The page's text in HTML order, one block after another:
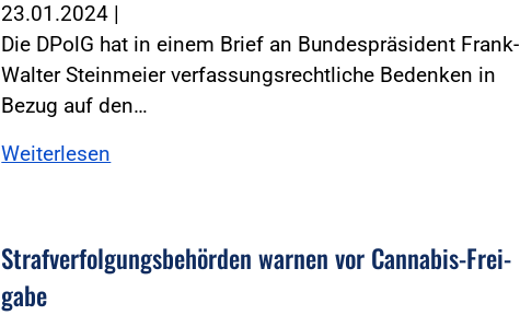
23.01.2024 |
Die DPolG hat in einem Brief an Bundespräsident Frank-
Walter Steinmeier verfassungsrechtliche Bedenken in
Bezug auf den…
Weiterlesen
Straf­ver­fol­gungs­be­hörden warnen vor Cannabis-Frei­
gabe